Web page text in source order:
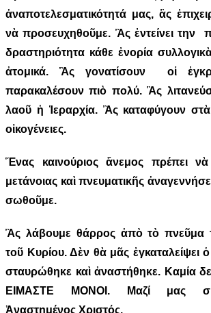
ἀναποτελεσματικότητά μας, ἂς
νὰ προσευχηθοῦμε. Ἂς ἐντείνει την
δραστηριότητα κάθε ἐνορία
ἀτομικά. Ἂς γονατίσουν οἱ
παρακαλέσουν πιὸ πολύ. Ἂς
λαοῦ ἡ Ἱεραρχία. Ἂς καταφύγουν στὰ
οἰκογένειες.
Ἕνας καινούριος ἄνεμος πρέπει νὰ
μετάνοιας καὶ πνευματικῆς
σωθοῦμε.
Ἂς λάβουμε θάρρος ἀπὸ τὸ πνεῦμα
τοῦ Κυρίου. Δὲν θὰ μᾶς ἐγκαταλείψει
σταυρώθηκε καὶ ἀναστήθηκε. Καμία
ΕΙΜΑΣΤΕ ΜΟΝΟΙ. Μαζί μας
Ἀναστημένος Χριστός.